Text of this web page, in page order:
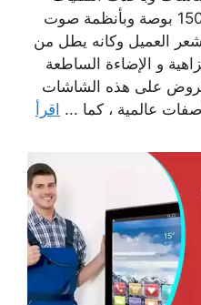
وبأحجام متنوعة تصل 140و 150 بوصة وبأنظمة صوت
العميل وكانه يطل من
و الإضاءة الساطعة
عروض على هذه الشاشات
عالمية ، كما ... اقرأ